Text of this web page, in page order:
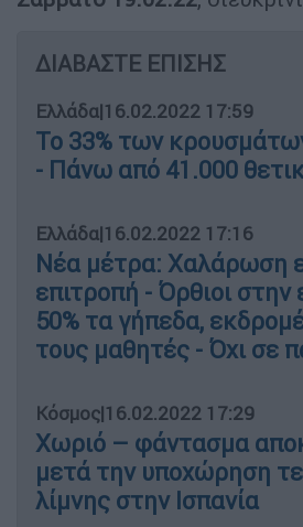
ΔΙΑΒΑΣΤΕ ΕΠΙΣΗΣ
Ελλάδα|16.02.2022 17:59
Το 33% των
- Πάνω από 41.000
Ελλάδα|16.02.2022 17:16
Νέα μέτρα: Χαλάρωση
επιτροπή - Όρθιοι στην
50% τα γήπεδα,
τους μαθητές - Όχι σε
Κόσμος|16.02.2022 17:29
Χωριό – φάντασμα
μετά την υποχώρηση
λίμνης στην Ισπανία